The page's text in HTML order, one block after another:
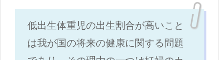
低出生体重児の出生割合が高いこと
は我が国の将来の健康に関する問題